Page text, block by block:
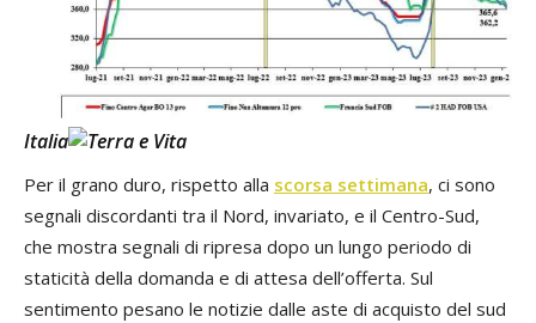
Italia
Per il grano duro, rispetto alla scorsa settimana, ci sono
segnali discordanti tra il Nord, invariato, e il Centro-Sud,
che mostra segnali di ripresa dopo un lungo periodo di
staticità della domanda e di attesa dell’offerta. Sul
sentimento pesano le notizie dalle aste di acquisto del sud